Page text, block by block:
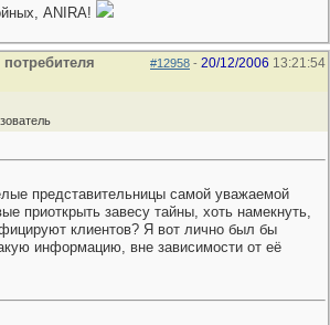
ANIRA!
#12958 - 20/12/2006 13:21:54
представительницы самой уважаемой
приоткрыть завесу тайны, хоть намекнуть,
клиентов? Я вот лично был бы
информацию, вне зависимости от её